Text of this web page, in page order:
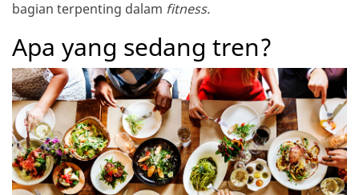
bagian terpenting dalam fitness.
Apa yang sedang tren?